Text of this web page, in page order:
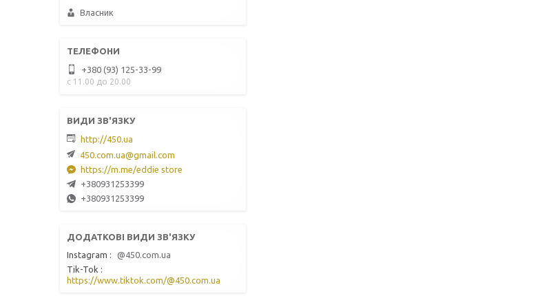
Власник
+380 (93) 125-33-99
с 11.00 до 20.00
http://450.ua
450.com.ua@gmail.com
https://m.me/eddie store
+380931253399
+380931253399
Instagram
@450.com.ua
Tik-Tok
https://www.tiktok.com/@450.com.ua